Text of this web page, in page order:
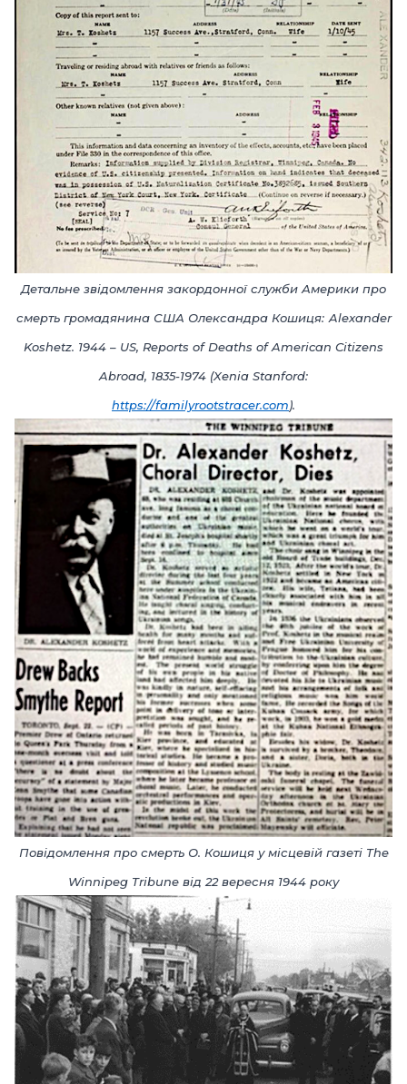
Детальне звідомлення закордонної служби Америки про
смерть громадянина США Олександра Кошиця: Alexander
Koshetz. 1944 – US, Reports of Deaths of American Citizens
Abroad, 1835-1974 (Xenia Stanford:
https://familyrootstracer.com).
Повідомлення про смерть О. Кошиця у місцевій газеті The
Winnipeg Tribune від 22 вересня 1944 року